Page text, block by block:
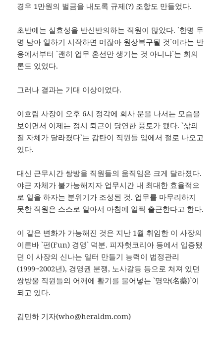
경우 1만원의 벌금을 내도록 규제(?) 조항도 만들었다.
초반에는 실효성을 반신반의하는 직원이 많았다. `한명 두
명 남아 일하기 시작하면 머잖아 원상복구될 것`이라는 반
응에서부터 `괜히 업무 혼선만 생기는 것 아니냐`는 회의
론도 있었다.
그러나 결과는 기대 이상이었다.
이호림 사장이 오후 6시 정각에 회사 문을 나서는 모습을
보이면서 이제는 정시 퇴근이 당연한 풍토가 됐다. `삶의
질 자체가 달라졌다`는 감탄이 직원들 입에서 절로 나오고
있다.
대신 근무시간 쌍방울 직원들의 움직임은 크게 달라졌다.
야근 자체가 불가능해지자 업무시간 내 최대한 효율적으
로 일을 하자는 분위기가 조성된 것. 업무를 마무리하지
못한 직원은 스스로 알아서 아침에 일찍 출근한다고 한다.
이 같은 변화가 가능해진 것은 지난 1월 취임한 이 사장의
이른바 `펀(Fun) 경영` 덕분. 피자헛코리아 등에서 입증됐
던 이 사장의 신나는 일터 만들기 능력이 법정관리
(1999~2002년), 경영권 분쟁, 노사갈등 등으로 처져 있던
쌍방울 직원들의 어깨에 활기를 불어넣는 `명약(名藥)`이
되고 있다.
김민하 기자(who@heraldm.com)